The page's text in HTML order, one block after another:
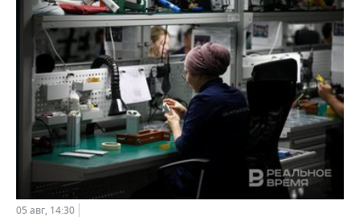
05 авг, 14:30